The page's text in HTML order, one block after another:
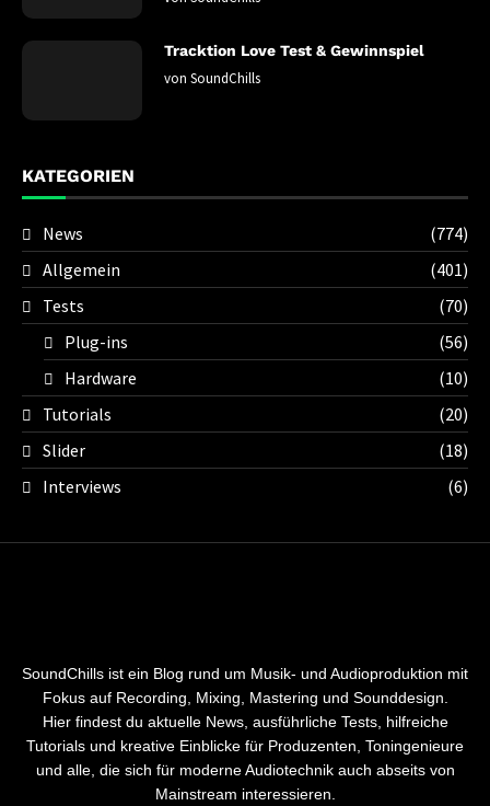
Tracktion Love Test & Gewinnspiel
von SoundChills
KATEGORIEN
News
(774)
Allgemein
(401)
Tests
(70)
Plug-ins
(56)
Hardware
(10)
Tutorials
(20)
Slider
(18)
Interviews
(6)
SoundChills ist ein Blog rund um Musik- und Audioproduktion mit
Fokus auf Recording, Mixing, Mastering und Sounddesign.
Hier findest du aktuelle News, ausführliche Tests, hilfreiche
Tutorials und kreative Einblicke für Produzenten, Toningenieure
und alle, die sich für moderne Audiotechnik auch abseits von
Mainstream interessieren.